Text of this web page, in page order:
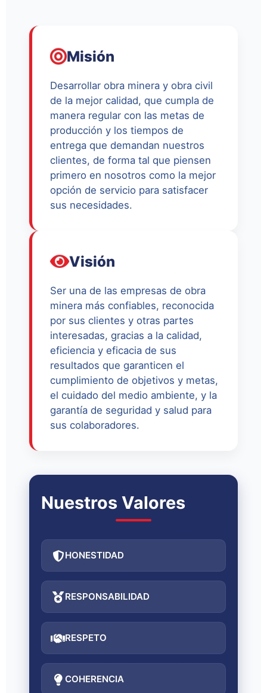
Misión
Desarrollar obra minera y obra civil
de la mejor calidad, que cumpla de
manera regular con las metas de
producción y los tiempos de
entrega que demandan nuestros
clientes, de forma tal que piensen
primero en nosotros como la mejor
opción de servicio para satisfacer
sus necesidades.
Visión
Ser una de las empresas de obra
minera más confiables, reconocida
por sus clientes y otras partes
interesadas, gracias a la calidad,
eficiencia y eficacia de sus
resultados que garanticen el
cumplimiento de objetivos y metas,
el cuidado del medio ambiente, y la
garantía de seguridad y salud para
sus colaboradores.
Nuestros Valores
HONESTIDAD
RESPONSABILIDAD
RESPETO
COHERENCIA